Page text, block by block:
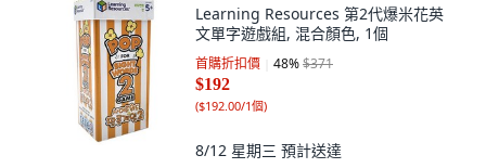
Learning Resources 第2代爆米花英
文單字遊戲組, 混合顏色, 1個
首購折扣價 48%$371
$192
($192.00/1個)
8/12 星期三 預計送達